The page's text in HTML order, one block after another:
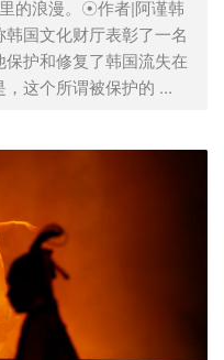
的浪漫。☉作者|阿谨韩
国文化财厅表彰了一名
护和修复了韩国流失在
这个所谓被保护的 ...